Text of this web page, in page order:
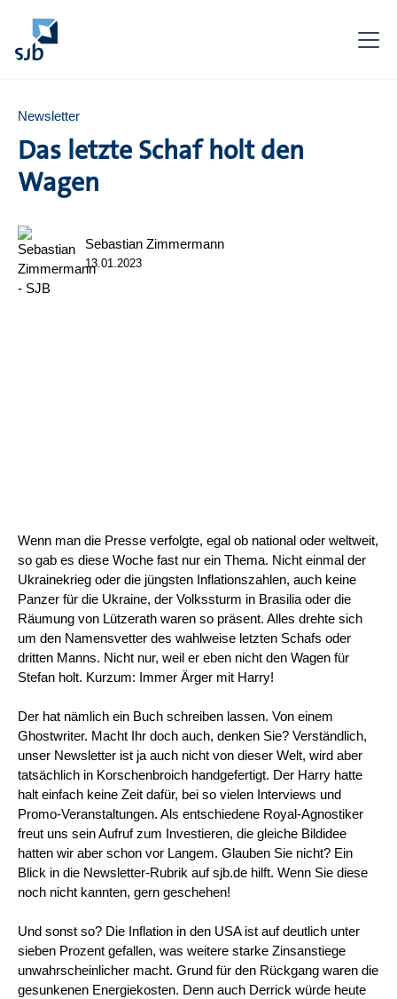
Newsletter
Das letzte Schaf holt den
Wagen
Sebastian Zimmermann
13.01.2023
Wenn man die Presse verfolgte, egal ob national oder weltweit,
so gab es diese Woche fast nur ein Thema. Nicht einmal der
Ukrainekrieg oder die jüngsten Inflationszahlen, auch keine
Panzer für die Ukraine, der Volkssturm in Brasilia oder die
Räumung von Lützerath waren so präsent. Alles drehte sich
um den Namensvetter des wahlweise letzten Schafs oder
dritten Manns. Nicht nur, weil er eben nicht den Wagen für
Stefan holt. Kurzum: Immer Ärger mit Harry!
Der hat nämlich ein Buch schreiben lassen. Von einem
Ghostwriter. Macht Ihr doch auch, denken Sie? Verständlich,
unser Newsletter ist ja auch nicht von dieser Welt, wird aber
tatsächlich in Korschenbroich handgefertigt. Der Harry hatte
halt einfach keine Zeit dafür, bei so vielen Interviews und
Promo-Veranstaltungen. Als entschiedene Royal-Agnostiker
freut uns sein Aufruf zum Investieren, die gleiche Bildidee
hatten wir aber schon vor Langem. Glauben Sie nicht? Ein
Blick in die Newsletter-Rubrik auf sjb.de hilft. Wenn Sie diese
noch nicht kannten, gern geschehen!
Und sonst so? Die Inflation in den USA ist auf deutlich unter
sieben Prozent gefallen, was weitere starke Zinsanstiege
unwahrscheinlicher macht. Grund für den Rückgang waren die
gesunkenen Energiekosten. Denn auch Derrick würde heute